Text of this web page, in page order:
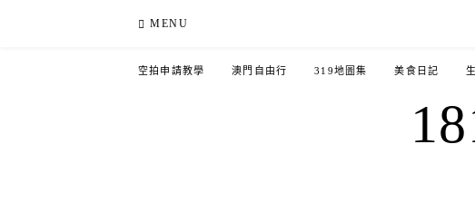
MENU
空拍申請教學 澳門自由行 319地圖集 美食日記